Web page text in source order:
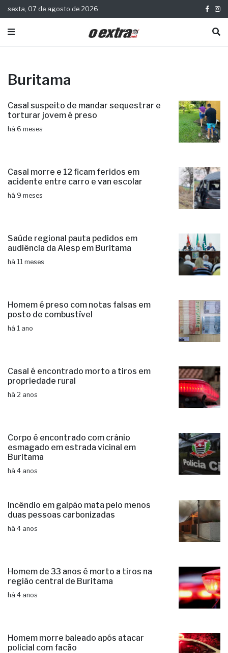
sexta, 07 de agosto de 2026
Buritama
Casal suspeito de mandar sequestrar e
torturar jovem é preso
há 6 meses
Casal morre e 12 ficam feridos em
acidente entre carro e van escolar
há 9 meses
Saúde regional pauta pedidos em
audiência da Alesp em Buritama
há 11 meses
Homem é preso com notas falsas em
posto de combustível
há 1 ano
Casal é encontrado morto a tiros em
propriedade rural
há 2 anos
Corpo é encontrado com crânio
esmagado em estrada vicinal em
Buritama
há 4 anos
​Incêndio em galpão mata pelo menos
duas pessoas carbonizadas
há 4 anos
Homem de 33 anos é morto a tiros na
região central de Buritama
há 4 anos
Homem morre baleado após atacar
policial com facão​